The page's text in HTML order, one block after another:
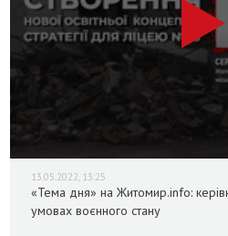
13.05.2022, 13:25
«Тема дня» на Житомир.info:
умовах воєнного стану